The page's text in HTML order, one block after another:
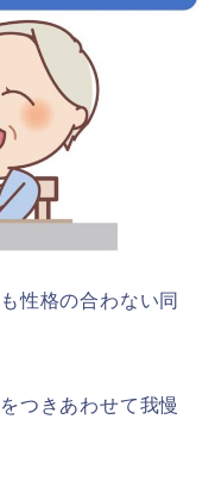
性格の合わない同
つきあわせて我慢